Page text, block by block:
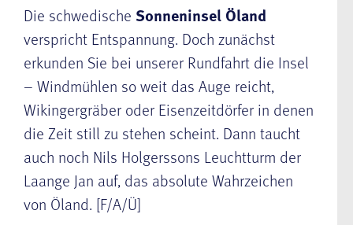
Die schwedische Sonneninsel Öland
verspricht Entspannung. Doch zunächst
erkunden Sie bei unserer Rundfahrt die Insel
– Windmühlen so weit das Auge reicht,
Wikingergräber oder Eisenzeitdörfer in denen
die Zeit still zu stehen scheint. Dann taucht
auch noch Nils Holgerssons Leuchtturm der
Laange Jan auf, das absolute Wahrzeichen
von Öland. [F/A/Ü]